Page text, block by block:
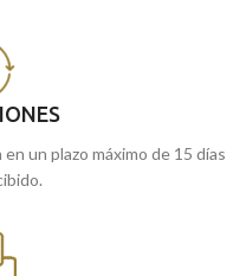
un plazo máximo de 15 días